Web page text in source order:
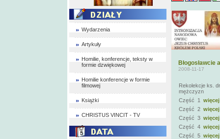
Wydarzenia
Artykuły
Homilie, konferencje, teksty w
formie dzwiękowej
Homilie konferencje w formie
filmowej
Książki
CHRISTUS VINCIT - TV
2008-11-17
Rekolekcje ks.
mężczyzn
Część 1 więcej
Część 2 więcej
Część 3 więcej
Część 4 więcej
Część 5 więcej